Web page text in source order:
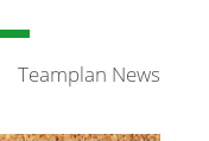
Teamplan News